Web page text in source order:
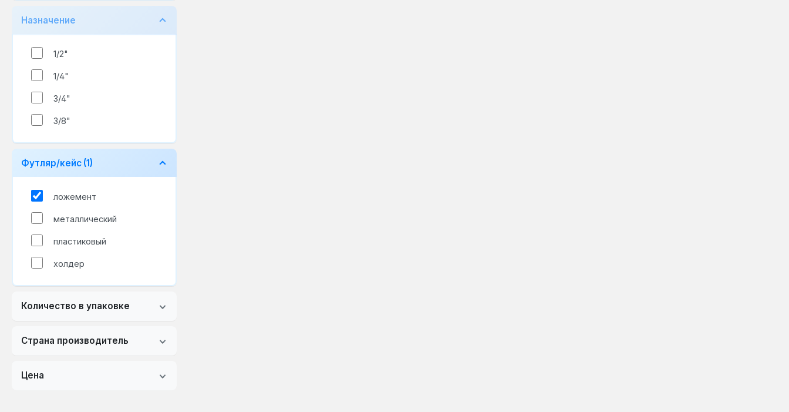
Назначение
1/2"
1/4"
3/4"
3/8"
Футляр/кейс (1)
ложемент
металлический
пластиковый
холдер
Количество в упаковке
Страна производитель
Цена